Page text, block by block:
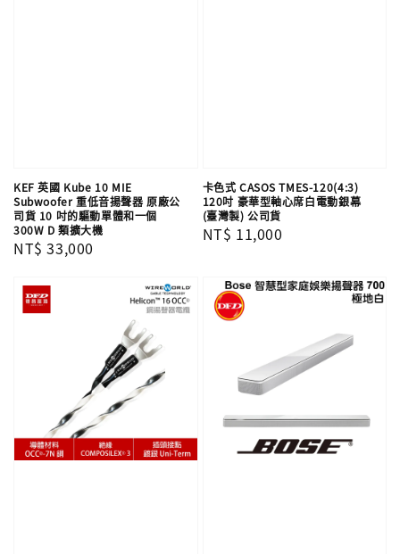
KEF 英國 Kube 10 MIE
Subwoofer 重低音揚聲器 原廠公
司貨 10 吋的驅動單體和一個
300W D 類擴大機
Regular
NT$ 33,000
卡色式 CASOS TMES-120(4:3)
120吋 豪華型軸心席白電動銀幕
(臺灣製) 公司貨
Regular
NT$ 11,000